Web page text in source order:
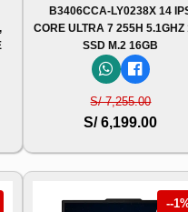
B3406CCA-LY0238X 14
CORE ULTRA 7 255H 5.1GHZ
SSD M.2 16GB
S/ 7,255.00
S/ 6,199.00
--